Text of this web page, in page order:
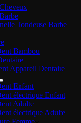
Tondeuse Barbe
Bambou
Appareil Dentaire
Enfant
électrique Enfant
Adulte
électrique Adulte
Femme